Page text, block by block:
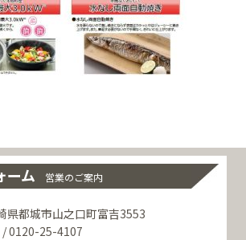
ーム 営業のご案内
県都城市山之口町富吉3553
/ 0120-25-4107